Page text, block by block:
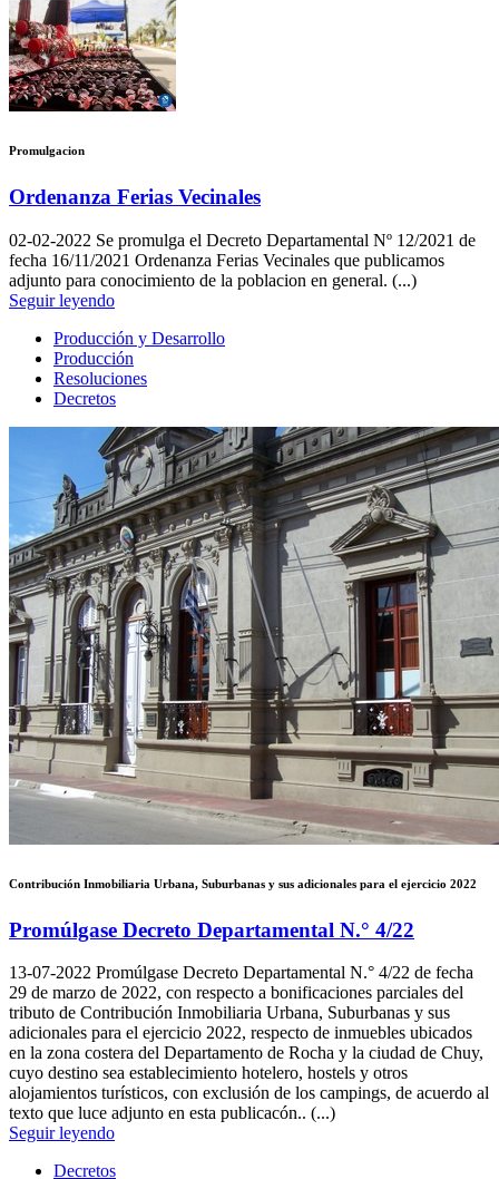
Promulgacion
Ordenanza Ferias Vecinales
02-02-2022 Se promulga el Decreto Departamental Nº 12/2021 de
fecha 16/11/2021 Ordenanza Ferias Vecinales que publicamos
adjunto para conocimiento de la poblacion en general. (...)
Seguir leyendo
Producción y Desarrollo
Producción
Resoluciones
Decretos
Contribución Inmobiliaria Urbana, Suburbanas y sus adicionales para el ejercicio 2022
Promúlgase Decreto Departamental N.° 4/22
13-07-2022 Promúlgase Decreto Departamental N.° 4/22 de fecha
29 de marzo de 2022, con respecto a bonificaciones parciales del
tributo de Contribución Inmobiliaria Urbana, Suburbanas y sus
adicionales para el ejercicio 2022, respecto de inmuebles ubicados
en la zona costera del Departamento de Rocha y la ciudad de Chuy,
cuyo destino sea establecimiento hotelero, hostels y otros
alojamientos turísticos, con exclusión de los campings, de acuerdo al
texto que luce adjunto en esta publicacón.. (...)
Seguir leyendo
Decretos